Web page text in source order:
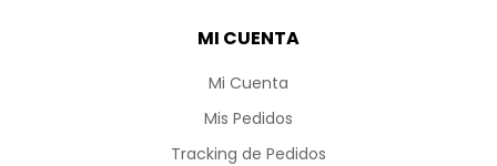
MI CUENTA
Mi Cuenta
Mis Pedidos
Tracking de Pedidos